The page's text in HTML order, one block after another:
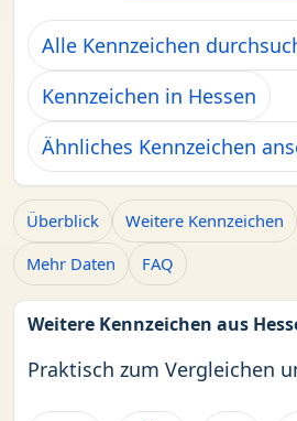
Alle Kennzeichen
Kennzeichen in Hessen
Ähnliches Kennzeichen
Überblick Weitere Kennzeichen
Mehr Daten
FAQ
Weitere Kennzeichen aus
Praktisch zum Vergleichen